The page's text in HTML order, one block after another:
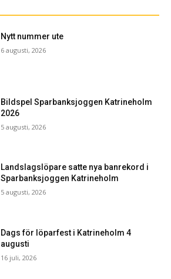
Nytt nummer ute
6 augusti, 2026
Bildspel Sparbanksjoggen Katrineholm
2026
5 augusti, 2026
Landslagslöpare satte nya banrekord i
Sparbanksjoggen Katrineholm
5 augusti, 2026
Dags för löparfest i Katrineholm 4
augusti
16 juli, 2026